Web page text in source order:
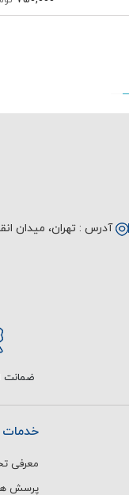
آدرس : تهران، میدان
ضمانت
خدمات
معرفی
پرسش